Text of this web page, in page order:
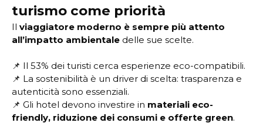
turismo come priorità
Il viaggiatore moderno è sempre più attento
all’impatto ambientale delle sue scelte.
📌 Il 53% dei turisti cerca esperienze eco-compatibili.
📌 La sostenibilità è un driver di scelta: trasparenza e
autenticità sono essenziali.
📌 Gli hotel devono investire in materiali eco-
friendly, riduzione dei consumi e offerte green.